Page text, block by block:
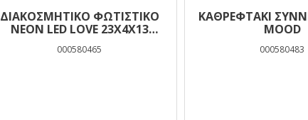
ΔΙΑΚΟΣΜΗΤΙΚΟ ΦΩΤΙΣΤΙΚΟ
NEON LED LOVE 23X4X13
000580465
ΚΑΘΡΕΦΤΑΚΙ
MOOD
000580483